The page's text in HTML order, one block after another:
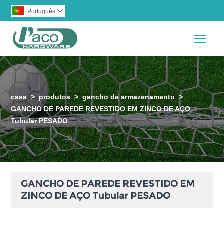
Português 
casa > produtos > gancho de armazenamento >
GANCHO DE PAREDE REVESTIDO EM ZINCO DE AÇO
Tubular PESADO
GANCHO DE PAREDE REVESTIDO EM
ZINCO DE AÇO Tubular PESADO